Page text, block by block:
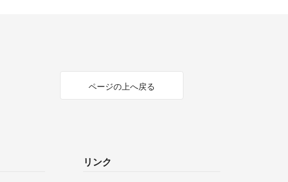
ページの上へ戻る
リンク